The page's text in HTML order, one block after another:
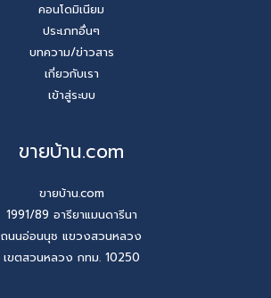
คอนโดมิเนียม
ประเภทอื่นๆ
บทความ/ข่าวสาร
เกี่ยวกับเรา
เข้าสู่ระบบ
ขายบ้าน.com
ขายบ้าน.com
1991/89 อารียาแมนดารีนา
ถนนอ่อนนุช แขวงสวนหลวง
เขตสวนหลวง กทม. 10250